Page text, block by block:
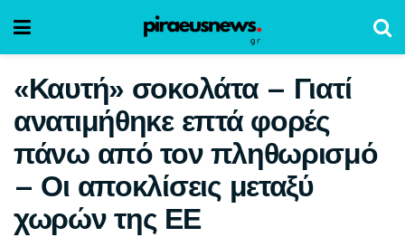
«Καυτή» σοκολάτα – Γιατί
ανατιμήθηκε επτά φορές
πάνω από τον πληθωρισμό
– Οι αποκλίσεις μεταξύ
χωρών της ΕΕ